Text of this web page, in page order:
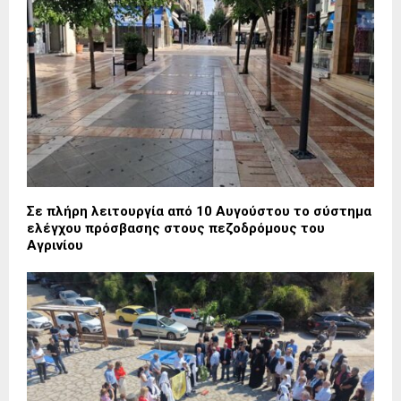
Σε πλήρη λειτουργία από 10 Αυγούστου το σύστημα
ελέγχου πρόσβασης στους πεζοδρόμους του
Αγρινίου